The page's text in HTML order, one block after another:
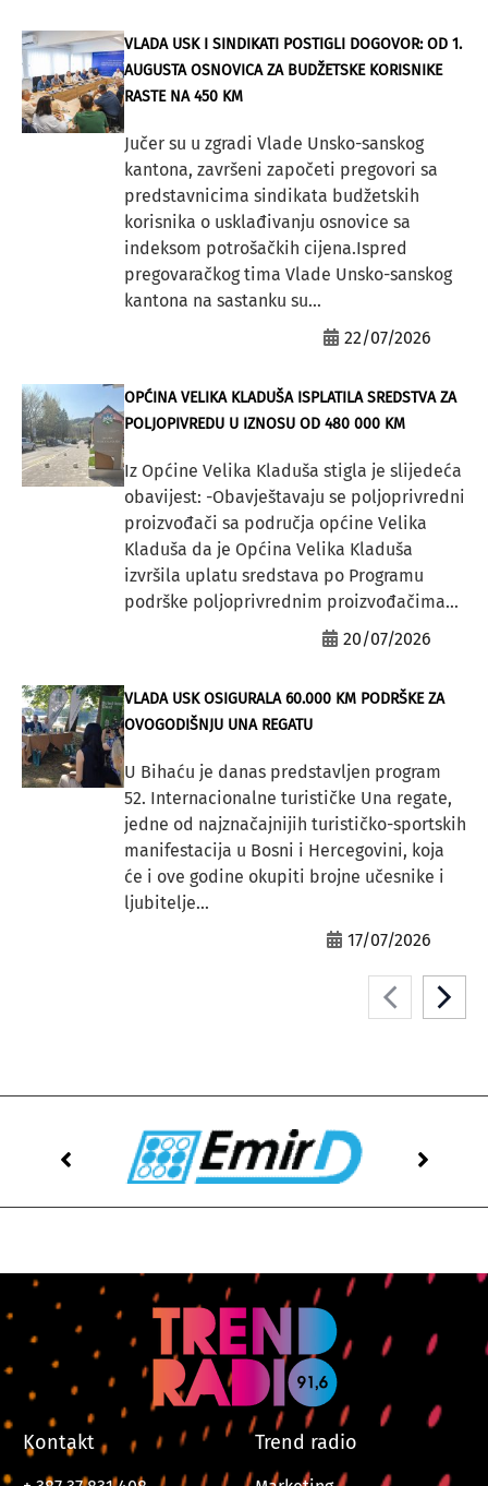
VLADA USK I SINDIKATI POSTIGLI DOGOVOR: OD 1.
AUGUSTA OSNOVICA ZA BUDŽETSKE KORISNIKE
RASTE NA 450 KM
Jučer su u zgradi Vlade Unsko-sanskog
kantona, završeni započeti pregovori sa
predstavnicima sindikata budžetskih
korisnika o usklađivanju osnovice sa
indeksom potrošačkih cijena.Ispred
pregovaračkog tima Vlade Unsko-sanskog
kantona na sastanku su...
22/07/2026
OPĆINA VELIKA KLADUŠA ISPLATILA SREDSTVA ZA
POLJOPIVREDU U IZNOSU OD 480 000 KM
Iz Općine Velika Kladuša stigla je slijedeća
obavijest: -Obavještavaju se poljoprivredni
proizvođači sa područja općine Velika
Kladuša da je Općina Velika Kladuša
izvršila uplatu sredstava po Programu
podrške poljoprivrednim proizvođačima...
20/07/2026
VLADA USK OSIGURALA 60.000 KM PODRŠKE ZA
OVOGODIŠNJU UNA REGATU
U Bihaću je danas predstavljen program
52. Internacionalne turističke Una regate,
jedne od najznačajnijih turističko-sportskih
manifestacija u Bosni i Hercegovini, koja
će i ove godine okupiti brojne učesnike i
ljubitelje...
17/07/2026
Kontakt Trend radio